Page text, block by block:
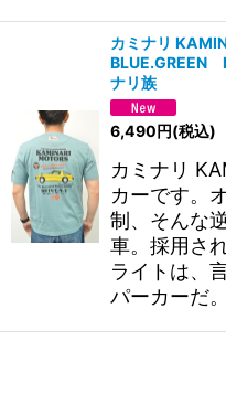
カミナリ
ナリ族
6,490円(税込)
カミナリ
カーです。
制、そんな
車。採用さ
ライトは、
パーカーだ